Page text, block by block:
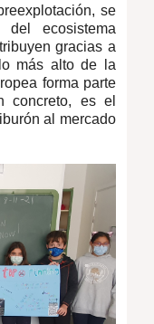
se
ecosistema
gracias a
más alto de la
forma parte
concreto, es el
al mercado